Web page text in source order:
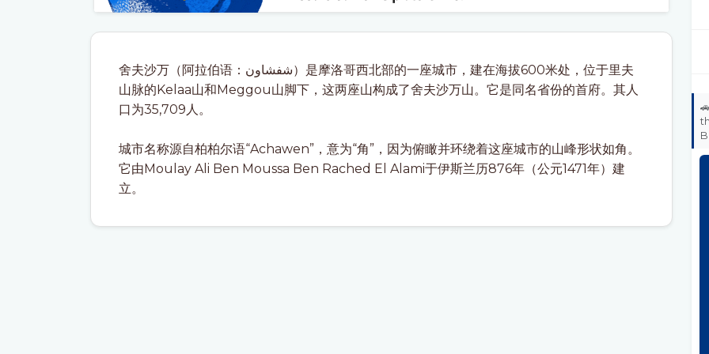
舍夫沙万（阿拉伯语：شفشاون）是摩洛哥西北部的一座城市，建在海拔600米处，位于里夫
山脉的Kelaa山和Meggou山脚下，这两座山构成了舍夫沙万山。它是同名省份的首府。其人
口为35,709人。
城市名称源自柏柏尔语“Achawen”，意为“角”，因为俯瞰并环绕着这座城市的山峰形状如角。
它由Moulay Ali Ben Moussa Ben Rached El Alami于伊斯兰历876年（公元1471年）建
立。